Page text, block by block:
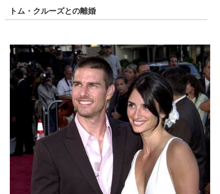
トム・クルーズとの離婚